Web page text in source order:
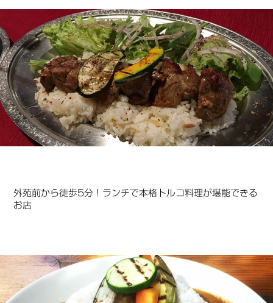
外苑前から徒歩5分！ランチで本格トルコ料理が堪能できる
お店